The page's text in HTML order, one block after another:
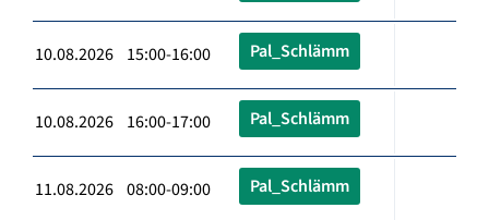
10.08.2026 15:00-16:00 Pal_Schlämm
10.08.2026 16:00-17:00 Pal_Schlämm
11.08.2026 08:00-09:00 Pal_Schlämm